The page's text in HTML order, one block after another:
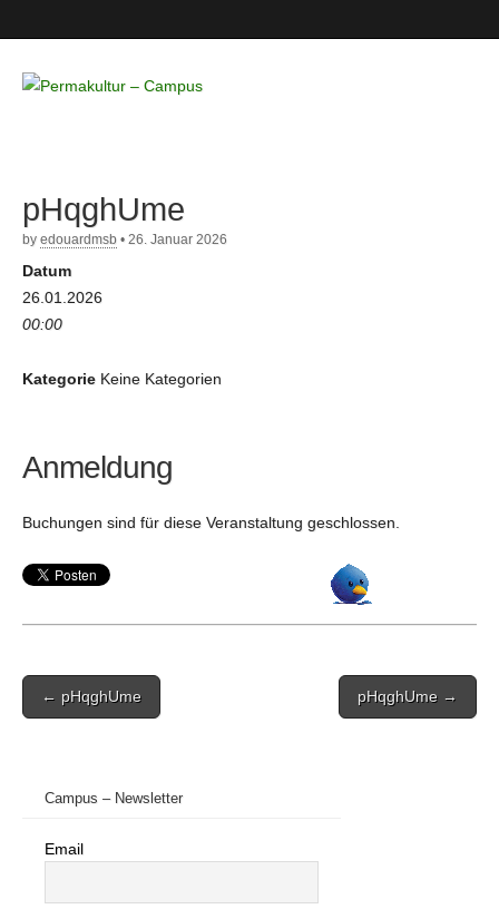
– Campus
pHqghUme
by edouardmsb • 26. Januar 2026
Datum
26.01.2026
00:00
Kategorie Keine Kategorien
Anmeldung
Buchungen sind für diese Veranstaltung geschlossen.
Post
navigation
← pHqghUme pHqghUme →
Campus – Newsletter
Email